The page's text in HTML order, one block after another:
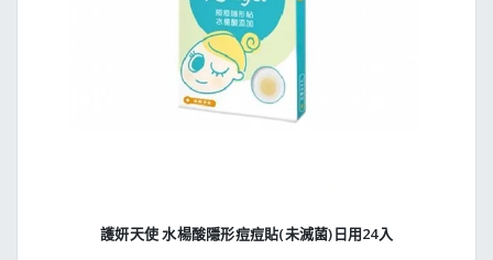
護妍天使 水楊酸隱形痘痘貼(未滅菌)日用24入